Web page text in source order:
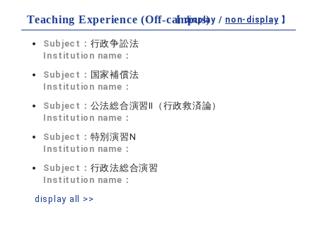
Teaching Experience (Off-campus)
【 display / non-display】
Subject： 行政争訟法
Institution name：
Subject： 国家補償法
Institution name：
Subject： 公法総合演習Ⅱ（行政救済論）
Institution name：
Subject： 特別演習N
Institution name：
Subject： 行政法総合演習
Institution name：
display all >>